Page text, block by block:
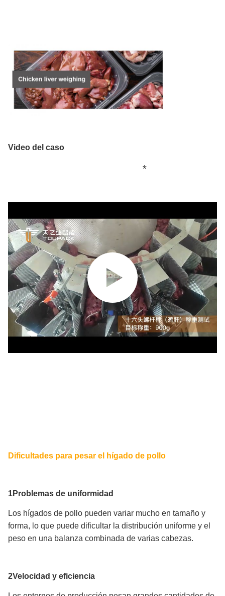
Video del caso
*
Dificultades para pesar el hígado de pollo
1Problemas de uniformidad
Los hígados de pollo pueden variar mucho en tamaño y
forma, lo que puede dificultar la distribución uniforme y el
peso en una balanza combinada de varias cabezas.
2Velocidad y eficiencia